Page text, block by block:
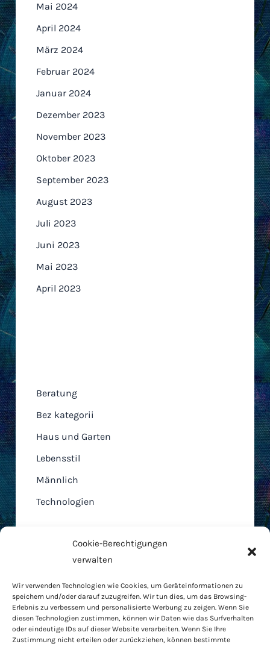
Cookie-Berechtigungen
verwalten
Wir verwenden Technologien wie Cookies, um Geräteinformationen zu
speichern und/oder darauf zuzugreifen. Wir tun dies, um das Browsing-
Erlebnis zu verbessern und personalisierte Werbung zu zeigen. Wenn Sie
diesen Technologien zustimmen, können wir Daten wie das Surfverhalten
oder eindeutige IDs auf dieser Website verarbeiten. Wenn Sie Ihre
Zustimmung nicht erteilen oder zurückziehen, können bestimmte
Mai 2024
April 2024
März 2024
Februar 2024
Januar 2024
Dezember 2023
November 2023
Oktober 2023
September 2023
August 2023
Juli 2023
Juni 2023
Mai 2023
April 2023
Beratung
Bez kategorii
Haus und Garten
Lebensstil
Männlich
Technologien
AGB
Cookie-Richtlinie
Datenschutzbestimmungen
RODO